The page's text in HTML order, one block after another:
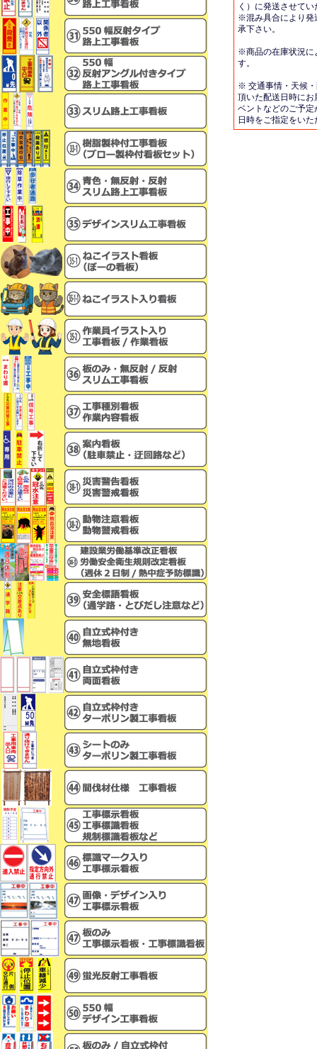
く）に発送させて
※混み具合により発
承下さい。
※商品の在庫状況に
す。
※ 交通事情・天候
頂いた配送日時に
ベントなどのご予
日時をご指定をい